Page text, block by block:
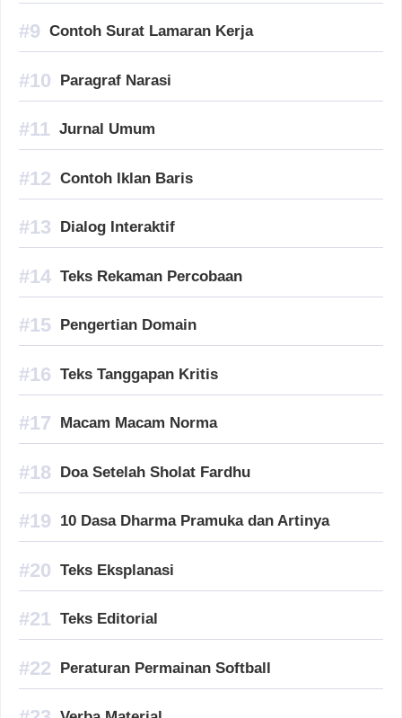
Contoh Surat Lamaran Kerja
Paragraf Narasi
Jurnal Umum
Contoh Iklan Baris
Dialog Interaktif
Teks Rekaman Percobaan
Pengertian Domain
Teks Tanggapan Kritis
Macam Macam Norma
Doa Setelah Sholat Fardhu
10 Dasa Dharma Pramuka dan Artinya
Teks Eksplanasi
Teks Editorial
Peraturan Permainan Softball